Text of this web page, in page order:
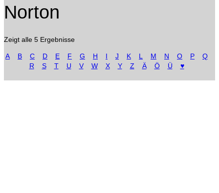
Norton
Zeigt alle 5 Ergebnisse
A B C D E F G H I J K L M N O P
Q
R
S T U V W X Y Z Ä Ö Ü ♥